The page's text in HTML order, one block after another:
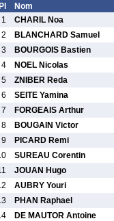
Pl Nom
1
CHARIL Noa
2
BLANCHARD Samuel
3
BOURGOIS Bastien
4
NOEL Nicolas
5
ZNIBER Reda
6
SEITE Yamina
7
FORGEAIS Arthur
8
BOUGAIN Victor
9
PICARD Remi
SUREAU Corentin
JOUAN Hugo
AUBRY Youri
PHAN Raphael
DE MAUTOR Antoine